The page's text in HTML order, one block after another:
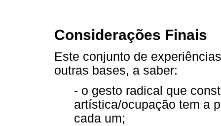
Considerações Finais
Este conjunto de
outras bases, a saber:
- o gesto radical que
artística/ocupação tem a
cada um;